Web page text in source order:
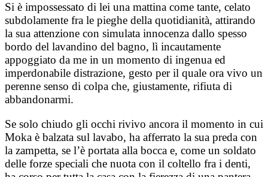
Si è impossessato di lei una mattina come tante, celato
subdolamente fra le pieghe della quotidianità, attirando
la sua attenzione con simulata innocenza dallo spesso
bordo del lavandino del bagno, lì incautamente
appoggiato da me in un momento di ingenua ed
imperdonabile distrazione, gesto per il quale ora vivo un
perenne senso di colpa che, giustamente, rifiuta di
abbandonarmi.
Se solo chiudo gli occhi rivivo ancora il momento in cui
Moka è balzata sul lavabo, ha afferrato la sua preda con
la zampetta, se l’è portata alla bocca e, come un soldato
delle forze speciali che nuota con il coltello fra i denti,